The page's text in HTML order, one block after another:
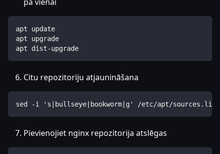
apt update
apt upgrade
apt dist-upgrade
Citu repozitoriju atjaunināšana
sed -i 's|bullseye|bookworm|g' /etc/apt/
Pievienojiet nginx repozitorija atslēgas